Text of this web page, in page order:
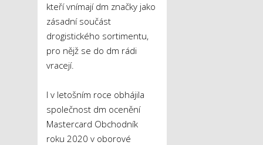
kteří vnímají dm značky jako
zásadní součást
drogistického sortimentu,
pro nějž se do dm rádi
vracejí.
I v letošním roce obhájila
společnost dm ocenění
Mastercard Obchodník
roku 2020 v oborové